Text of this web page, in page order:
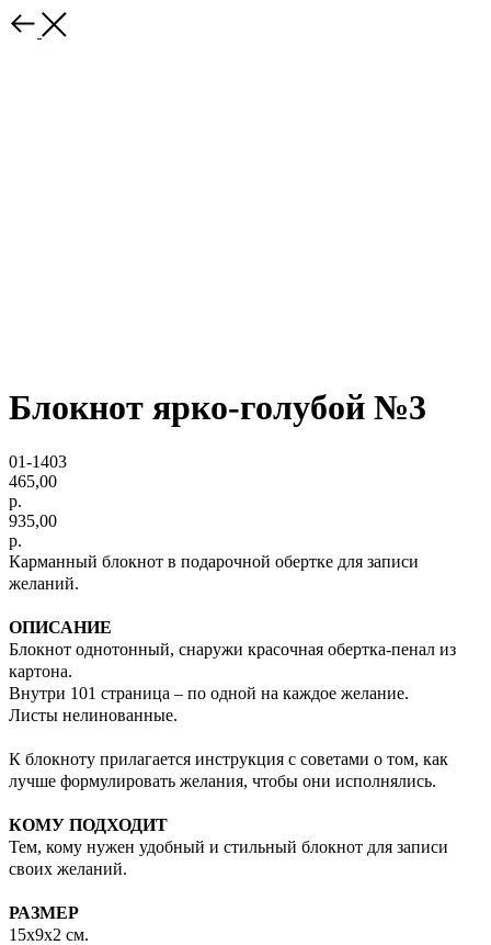
Блокнот ярко-голубой №3
01-1403
465,00
р.
935,00
р.
Карманный блокнот в подарочной обертке для записи
желаний.
ОПИСАНИЕ
Блокнот однотонный, снаружи красочная обертка-пенал из
картона.
Внутри 101 страница – по одной на каждое желание.
Листы нелинованные.
К блокноту прилагается инструкция с советами о том, как
лучше формулировать желания, чтобы они исполнялись.
КОМУ ПОДХОДИТ
Тем, кому нужен удобный и стильный блокнот для записи
своих желаний.
РАЗМЕР
15х9х2 см.